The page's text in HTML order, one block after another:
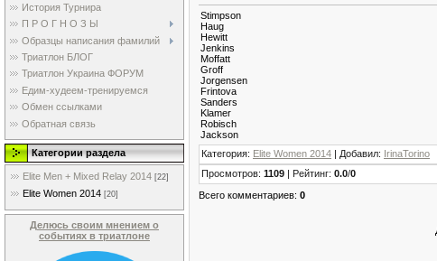
История Турнира
П Р О Г Н О З Ы
Образцы написания фамилий
Триатлон БЛОГ
Триатлон Украина ФОРУМ
Едим-худеем-тренируемся
Обмен ссылками
Обратная связь
Категории раздела
Elite Men + Mixed Relay 2014 [22]
Elite Women 2014 [20]
Делюсь своим мнением о
событиях в триатлоне
Stimpson
Haug
Hewitt
Jenkins
Moffatt
Groff
Jorgensen
Frintova
Sanders
Klamer
Robisch
Jackson
Категория: Elite Women 2014 | Добавил: IrinaTorino
Просмотров: 1109 | Рейтинг: 0.0/0
Всего комментариев: 0